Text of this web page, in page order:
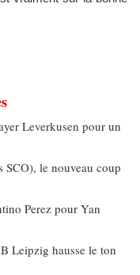
Leverkusen pour un
le nouveau coup
Perez pour Yan
Leipzig hausse le ton